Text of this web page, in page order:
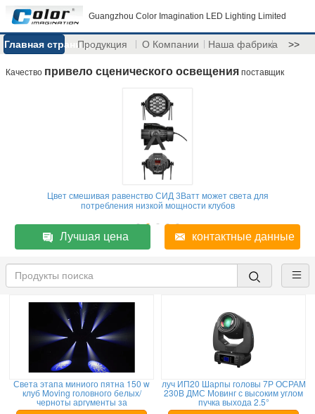
Guangzhou Color Imagination LED Lighting Limited
Главная страницаПродукция О Компании Наша фабрика >>
Качество привело сценического освещения поставщик
Цвет смешивая равенство СИД 3Ватт может света для
потребления низкой мощности клубов
Лучшая цена контактные данные
Света этапа миниого пятна 150 w
клуб Moving головного белых/
черноты аргументы за
луч ИП20 Шарпы головы 7Р ОСРАМ
230В ДМС Мовинг с высоким углом
пучка выхода 2.5°